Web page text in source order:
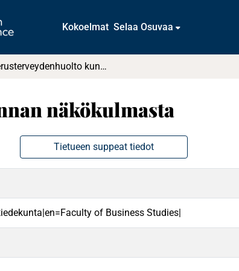
Kokoelmat Selaa Osuvaa
Perusterveydenhuolto kunnan näkökulmasta
näkökulmasta
Tietueen suppeat tiedot
of Business Studies|